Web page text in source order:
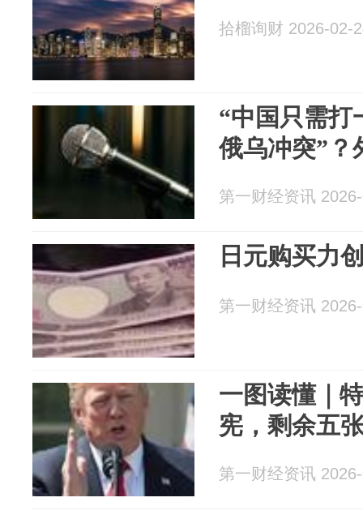
拾榴询财 2026-02-
“中国只需打
俄乌冲突”？
第一财经资讯
日元购买力
第一财经资讯
一图读懂｜
宪，剩余五
第一财经资讯